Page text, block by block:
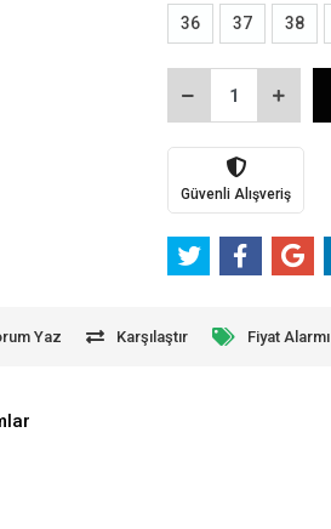
36 37 38
Güvenli Alışveriş
Yaz Karşılaştır Fiyat Alarmı